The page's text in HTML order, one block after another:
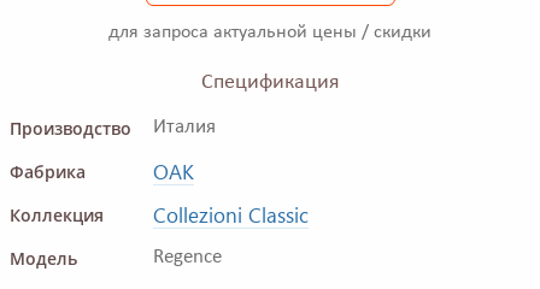
для запроса актуальной цены / скидки
Спецификация
Производство
Италия
Фабрика OAK
Коллекция Collezioni Classic
Модель Regence